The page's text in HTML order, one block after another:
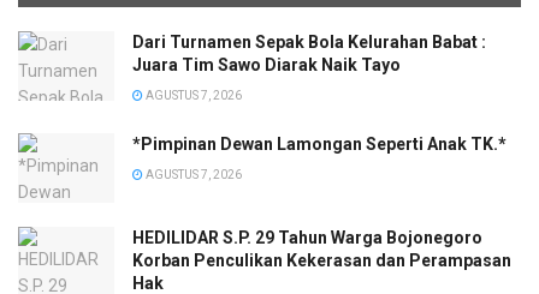
Dari Turnamen Sepak Bola Kelurahan Babat :
Juara Tim Sawo Diarak Naik Tayo
AGUSTUS 7, 2026
*Pimpinan Dewan Lamongan Seperti Anak TK.*
AGUSTUS 7, 2026
HEDILIDAR S.P. 29 Tahun Warga Bojonegoro
Korban Penculikan Kekerasan dan Perampasan
Hak